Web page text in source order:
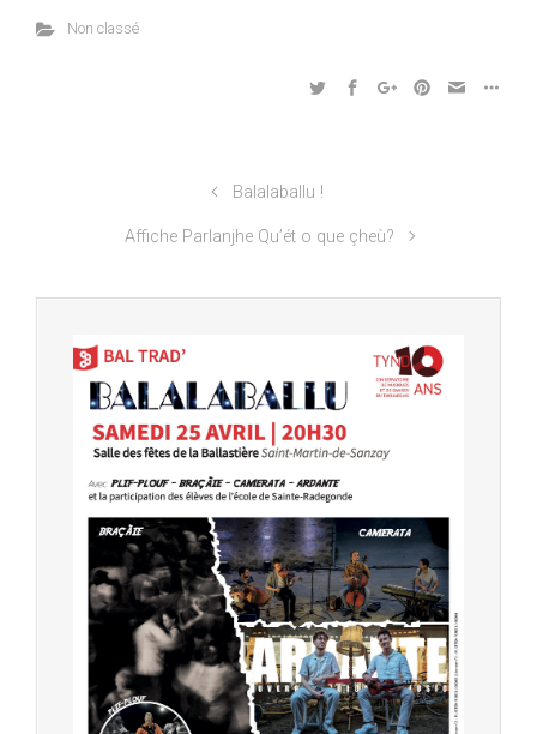
Non classé
Balalaballu !
Affiche Parlanjhe Qu’ét o que çheù?